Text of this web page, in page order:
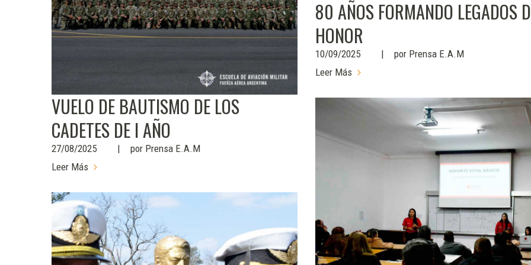
80 AÑOS FORMANDO LEGADOS
HONOR
10/09/2025 por Prensa E.A.M
Leer Más
VUELO DE BAUTISMO DE LOS
CADETES DE I AÑO
27/08/2025 por Prensa E.A.M
Leer Más